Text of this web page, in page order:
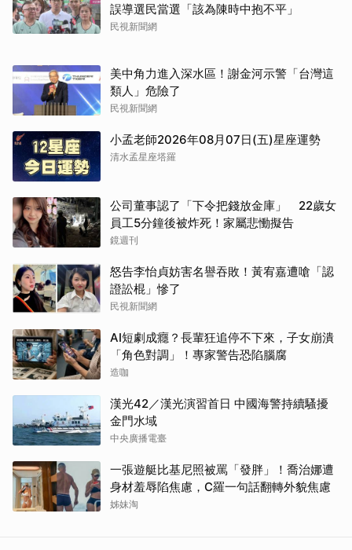
誤導選民當選「該為陳時中抱不平」
民視新聞網
美中角力進入深水區！謝金河示警「台灣這
類人」危險了
民視新聞網
小孟老師2026年08月07日(五)星座運勢
清水孟星座塔羅
公司董事認了「下令把錢放金庫」 22歲女
員工5分鐘後被炸死！家屬悲慟擬告
鏡週刊
怒告李怡貞妨害名譽吞敗！黃宥嘉遭嗆「認
證訟棍」慘了
民視新聞網
AI短劇成癮？長輩狂追停不下來，子女崩潰
「角色對調」！專家警告恐陷腦腐
造咖
漢光42／漢光演習首日 中國海警持續騷擾
金門水域
中央廣播電臺
一張遊艇比基尼照被罵「發胖」！喬治娜遭
身材羞辱陷焦慮，C羅一句話翻轉外貌焦慮
姊妹淘